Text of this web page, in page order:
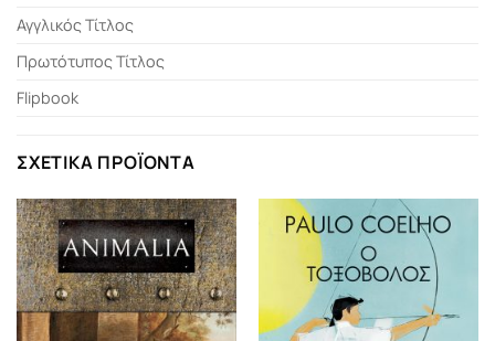
Αγγλικός Τίτλος
Πρωτότυπος Τίτλος
Flipbook
ΣΧΕΤΙΚΆ ΠΡΟΪΌΝΤΑ